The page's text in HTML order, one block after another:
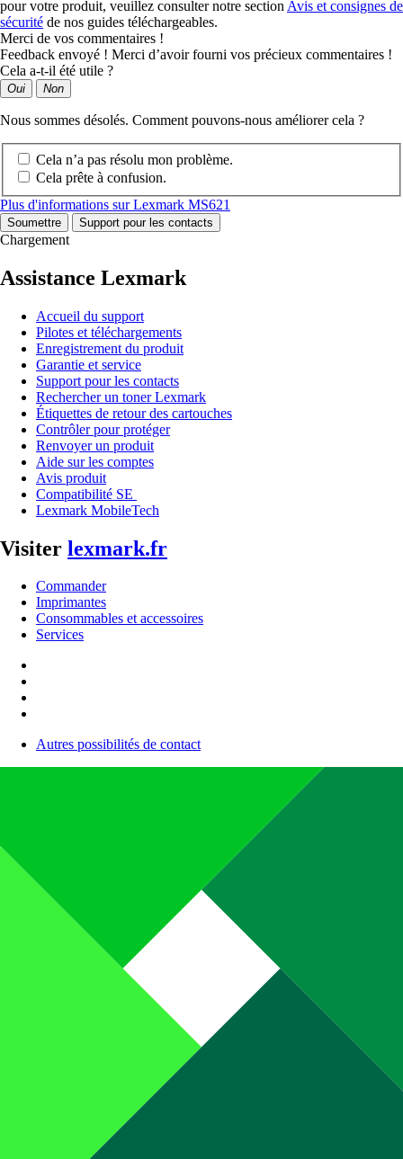
pour votre produit, veuillez consulter notre section Avis et consignes de
sécurité de nos guides téléchargeables.
Merci de vos commentaires !
Feedback envoyé ! Merci d’avoir fourni vos précieux commentaires !
Cela a-t-il été utile ?
Oui Non
Nous sommes désolés. Comment pouvons-nous améliorer cela ?
Cela n’a pas résolu mon problème.
Cela prête à confusion.
Plus d'informations sur Lexmark MS621
Soumettre Support pour les contacts
Chargement
Assistance Lexmark
Accueil du support
Pilotes et téléchargements
Enregistrement du produit
Garantie et service
Support pour les contacts
Rechercher un toner Lexmark
Étiquettes de retour des cartouches
Contrôler pour protéger
Renvoyer un produit
Aide sur les comptes
Avis produit
Compatibilité SE
Lexmark MobileTech
Visiter lexmark.fr
Commander
Imprimantes
Consommables et accessoires
Services
Autres possibilités de contact